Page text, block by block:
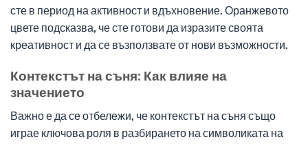
сте в период на активност и вдъхновение. Оранжевото
цвете подсказва, че сте готови да изразите своята
креативност и да се възползвате от нови възможности.
Контекстът на съня: Как влияе на
значението
Важно е да се отбележи, че контекстът на съня също
играе ключова роля в разбирането на символиката на